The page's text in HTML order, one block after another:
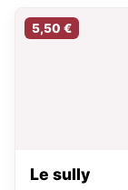
5,50 €
Le sully